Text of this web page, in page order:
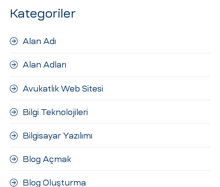
Kategoriler
Alan Adı
Alan Adları
Avukatlık Web Sitesi
Bilgi Teknolojileri
Bilgisayar Yazılımı
Blog Açmak
Blog Oluşturma